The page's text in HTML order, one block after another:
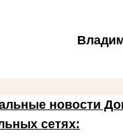
новости
сетях: